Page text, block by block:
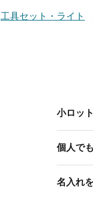
工具セット・ライト
小ロッ
個人で
名入れ